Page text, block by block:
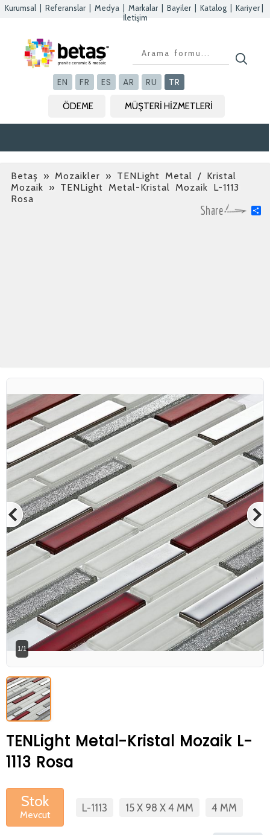
Kurumsal Referanslar Medya Markalar Bayiler Katalog Kariyer
İletişim
EN FR ES AR RU TR
ÖDEME MÜŞTERİ HİZMETLERİ
Betaş » Mozaikler » TENLight Metal / Kristal
Mozaik » TENLight Metal-Kristal Mozaik L-1113
Rosa
1/1
TENLight Metal-Kristal Mozaik L-
1113 Rosa
Stok
Mevcut
L-1113 15 X 98 X 4 MM 4 MM
Betaş Cam Mozaik
Betaş Cam Mozik olarak tam zamanlı
meslektaşlar arıyoruz. Özgeçmişlerinizi
gönderdikten sonra tarafımıza bilgi
vermeniz faydalı olacaktır.
Özgeçmişlerinizi yandaki formdan
bizlere ulaştırabilirsiniz. Bizi tercih